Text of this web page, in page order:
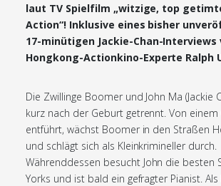
laut TV Spielfilm „witzige, top
Action“! Inklusive eines bisher
17-minütigen Jackie-Chan-Interviews
Hongkong-Actionkino-Experte Ralph
Die Zwillinge Boomer und John Ma (Jackie
kurz nach der Geburt getrennt. Von einem
entführt, wächst Boomer in den Straßen
und schlägt sich als Kleinkrimineller durch.
Währenddessen besucht John die besten
Yorks und ist bald ein gefragter Pianist.